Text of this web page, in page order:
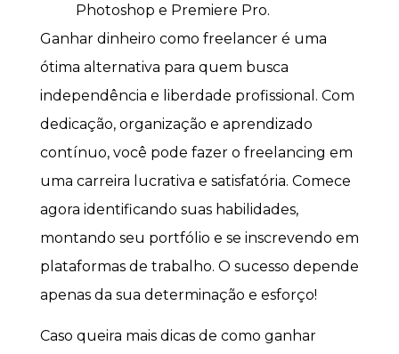
Photoshop e Premiere Pro.
Ganhar dinheiro como freelancer é uma
ótima alternativa para quem busca
independência e liberdade profissional. Com
dedicação, organização e aprendizado
contínuo, você pode fazer o freelancing em
uma carreira lucrativa e satisfatória. Comece
agora identificando suas habilidades,
montando seu portfólio e se inscrevendo em
plataformas de trabalho. O sucesso depende
apenas da sua determinação e esforço!
Caso queira mais dicas de como ganhar